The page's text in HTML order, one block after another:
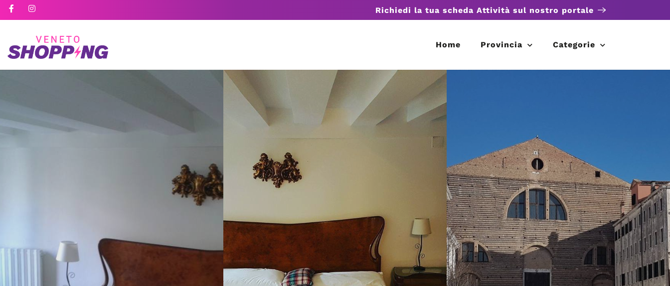
Richiedi la tua scheda Attività sul nostro portale
Home Provincia Categorie